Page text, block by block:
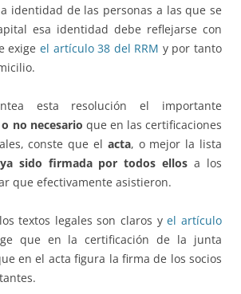
identidad de las personas a las que se
esa identidad debe reflejarse con
exige el artículo 38 del RRM y por tanto
esta resolución el importante
no necesario que en las certificaciones
conste que el acta, o mejor la lista
sido firmada por todos ellos a los
que efectivamente asistieron.
textos legales son claros yel artículo
que en la certificación de la junta
en el acta figura la firma de los socios